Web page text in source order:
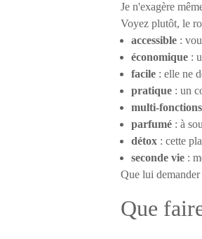
Je n'exagère
Voyez plutôt, le
accessible :
économique :
facile : elle ne
pratique : un
multi-fonctions
parfumé : à
détox : cette
seconde vie :
Que lui
Que